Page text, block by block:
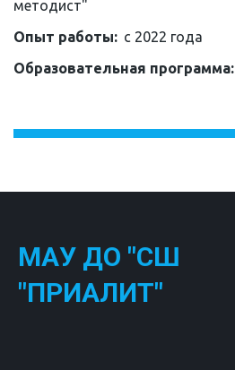
методист"
Опыт работы: с 2022 года
Образовательная программа:
МАУ ДО "СШ
"ПРИАЛИТ"